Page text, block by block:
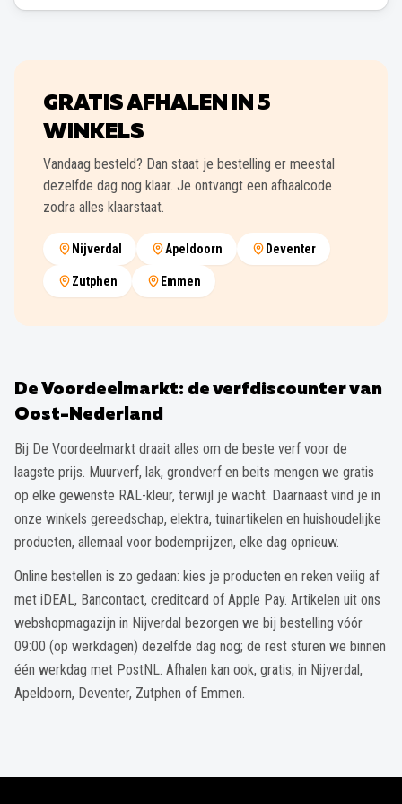
GRATIS AFHALEN IN 5
WINKELS
Vandaag besteld? Dan staat je bestelling er meestal
dezelfde dag nog klaar. Je ontvangt een afhaalcode
zodra alles klaarstaat.
Nijverdal Apeldoorn Deventer
Zutphen Emmen
De Voordeelmarkt: de verfdiscounter van
Oost-Nederland
Bij De Voordeelmarkt draait alles om de beste verf voor de
laagste prijs. Muurverf, lak, grondverf en beits mengen we gratis
op elke gewenste RAL-kleur, terwijl je wacht. Daarnaast vind je in
onze winkels gereedschap, elektra, tuinartikelen en huishoudelijke
producten, allemaal voor bodemprijzen, elke dag opnieuw.
Online bestellen is zo gedaan: kies je producten en reken veilig af
met iDEAL, Bancontact, creditcard of Apple Pay. Artikelen uit ons
webshopmagazijn in Nijverdal bezorgen we bij bestelling vóór
09:00 (op werkdagen) dezelfde dag nog; de rest sturen we binnen
één werkdag met PostNL. Afhalen kan ook, gratis, in Nijverdal,
Apeldoorn, Deventer, Zutphen of Emmen.